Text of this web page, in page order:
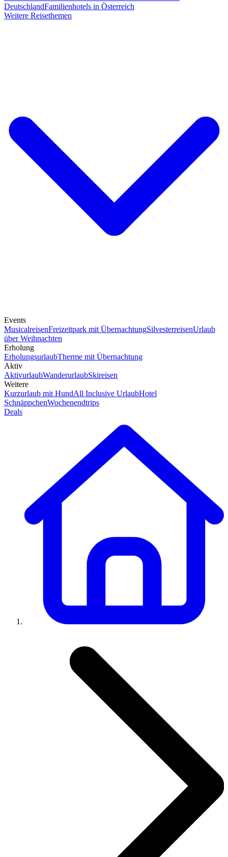
DeutschlandFamilienhotels in Österreich
Weitere Reisethemen
Events
MusicalreisenFreizeitpark mit ÜbernachtungSilvesterreisenUrlaub
über Weihnachten
Erholung
ErholungsurlaubTherme mit Übernachtung
Aktiv
AktivurlaubWanderurlaubSkireisen
Weitere
Kurzurlaub mit HundAll Inclusive UrlaubHotel
SchnäppchenWochenendtrips
Deals